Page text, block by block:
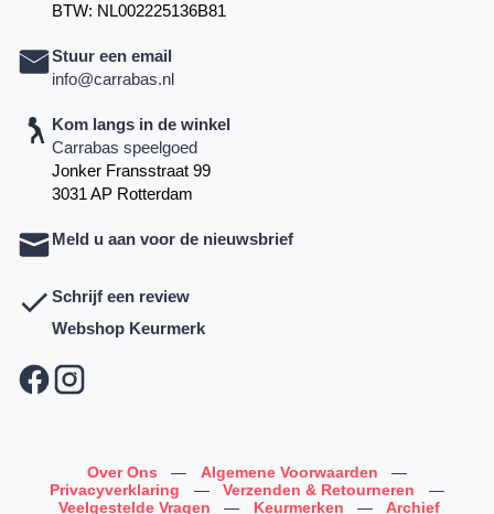
BTW: NL002225136B81
Stuur een email
info@carrabas.nl
Kom langs in de winkel
Carrabas speelgoed
Jonker Fransstraat 99
3031 AP Rotterdam
Meld u aan voor de nieuwsbrief
Schrijf een review
Webshop Keurmerk
Over Ons — Algemene Voorwaarden
—
Privacyverklaring
— Verzenden & Retourneren
—
Veelgestelde Vragen
— Keurmerken — Archief